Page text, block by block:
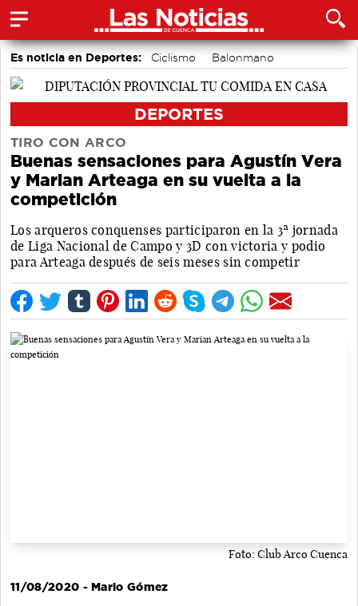
Es noticia en Deportes: Ciclismo
Balonmano
Bádminton
Motor
DEPORTES
TIRO CON ARCO
Buenas sensaciones para Agustín Vera
y Marian Arteaga en su vuelta a la
competición
Los arqueros conquenses participaron en la 3ª jornada
de Liga Nacional de Campo y 3D con victoria y podio
para Arteaga después de seis meses sin competir
Foto: Club Arco Cuenca
11/08/2020 - Mario Gómez